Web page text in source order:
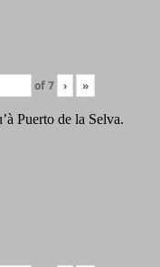
of7 › »
Puerto de la Selva.